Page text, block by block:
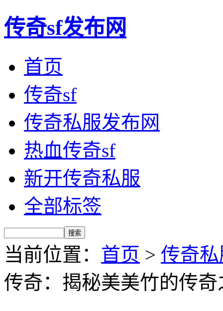
传奇sf发布网
首页
传奇sf
传奇私服发布网
热血传奇sf
新开传奇私服
全部标签
当前位置： 首页 > 传奇
传奇：揭秘美美竹的传奇